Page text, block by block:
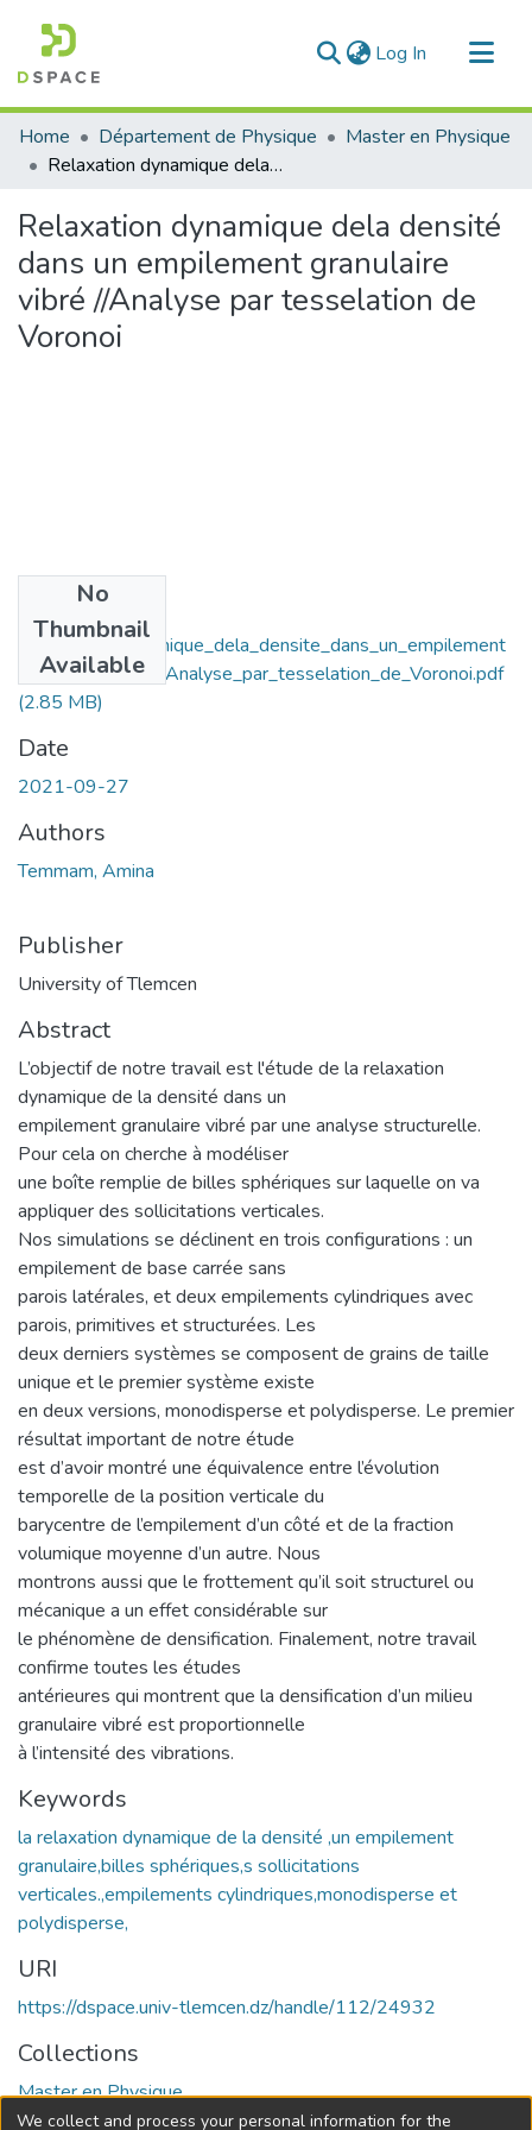
Log In (current)
Communities & Collections
All of DSpace
Home Département de Physique
Master en Physique
Relaxation dynamique dela densité dans un empilement granulaire vibré //Analyse par tesselation de Voronoi
Relaxation dynamique dela densité
dans un empilement granulaire
vibré //Analyse par tesselation de
Voronoi
No
Thumbnail
Available
Relaxation_dynamique_dela_densite_dans_un_empilement
_granulaire_vibre_Analyse_par_tesselation_de_Voronoi.pdf
(2.85 MB)
Date
2021-09-27
Authors
Temmam, Amina
Publisher
University of Tlemcen
Abstract
L’objectif de notre travail est l'étude de la relaxation
dynamique de la densité dans un
empilement granulaire vibré par une analyse structurelle.
Pour cela on cherche à modéliser
une boîte remplie de billes sphériques sur laquelle on va
appliquer des sollicitations verticales.
Nos simulations se déclinent en trois configurations : un
empilement de base carrée sans
parois latérales, et deux empilements cylindriques avec
parois, primitives et structurées. Les
deux derniers systèmes se composent de grains de taille
unique et le premier système existe
en deux versions, monodisperse et polydisperse. Le premier
résultat important de notre étude
est d’avoir montré une équivalence entre l’évolution
temporelle de la position verticale du
barycentre de l’empilement d’un côté et de la fraction
volumique moyenne d’un autre. Nous
montrons aussi que le frottement qu’il soit structurel ou
mécanique a un effet considérable sur
le phénomène de densification. Finalement, notre travail
confirme toutes les études
antérieures qui montrent que la densification d’un milieu
granulaire vibré est proportionnelle
à l’intensité des vibrations.
Keywords
la relaxation dynamique de la densité ,un empilement
granulaire,billes sphériques,s sollicitations
verticales.,empilements cylindriques,monodisperse et
polydisperse,
URI
https://dspace.univ-tlemcen.dz/handle/112/24932
Collections
Master en Physique
We collect and process your personal information for the